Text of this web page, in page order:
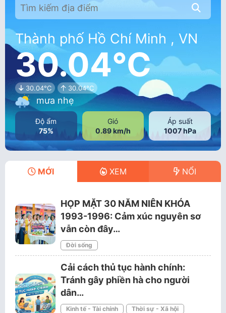
Thành phố Hồ Chí Minh , VN
30.04°C
30.04°C 30.04°C
mưa nhẹ
Độ ẩm
75%
Gió
0.89 km/h
Áp suất
1007 hPa
MỚI XEM NỔI
HỌP MẶT 30 NĂM NIÊN KHÓA
1993-1996: Cảm xúc nguyên sơ
vẫn còn đây…
Đời sống
Cải cách thủ tục hành chính:
Tránh gây phiền hà cho người
dân…
Kinh tế - Tài chính
Thời sự - Xã hội